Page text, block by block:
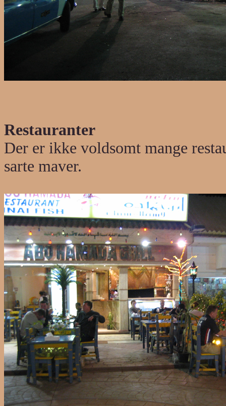
Restauranter
Der er ikke voldsomt mange
sarte maver.